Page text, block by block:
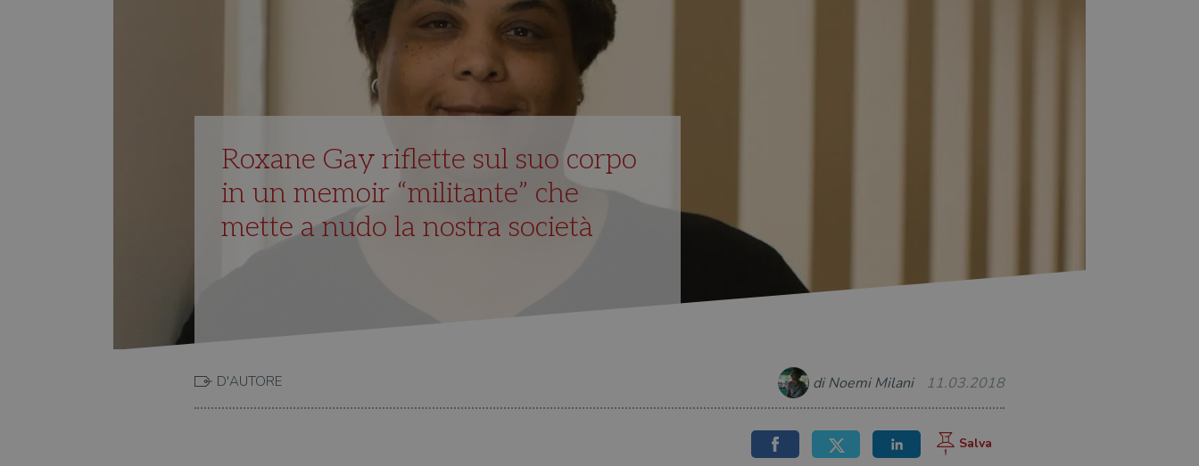
Roxane Gay riflette sul suo corpo
in un memoir “militante” che
mette a nudo la nostra società
D'AUTORE di Noemi Milani 11.03.2018